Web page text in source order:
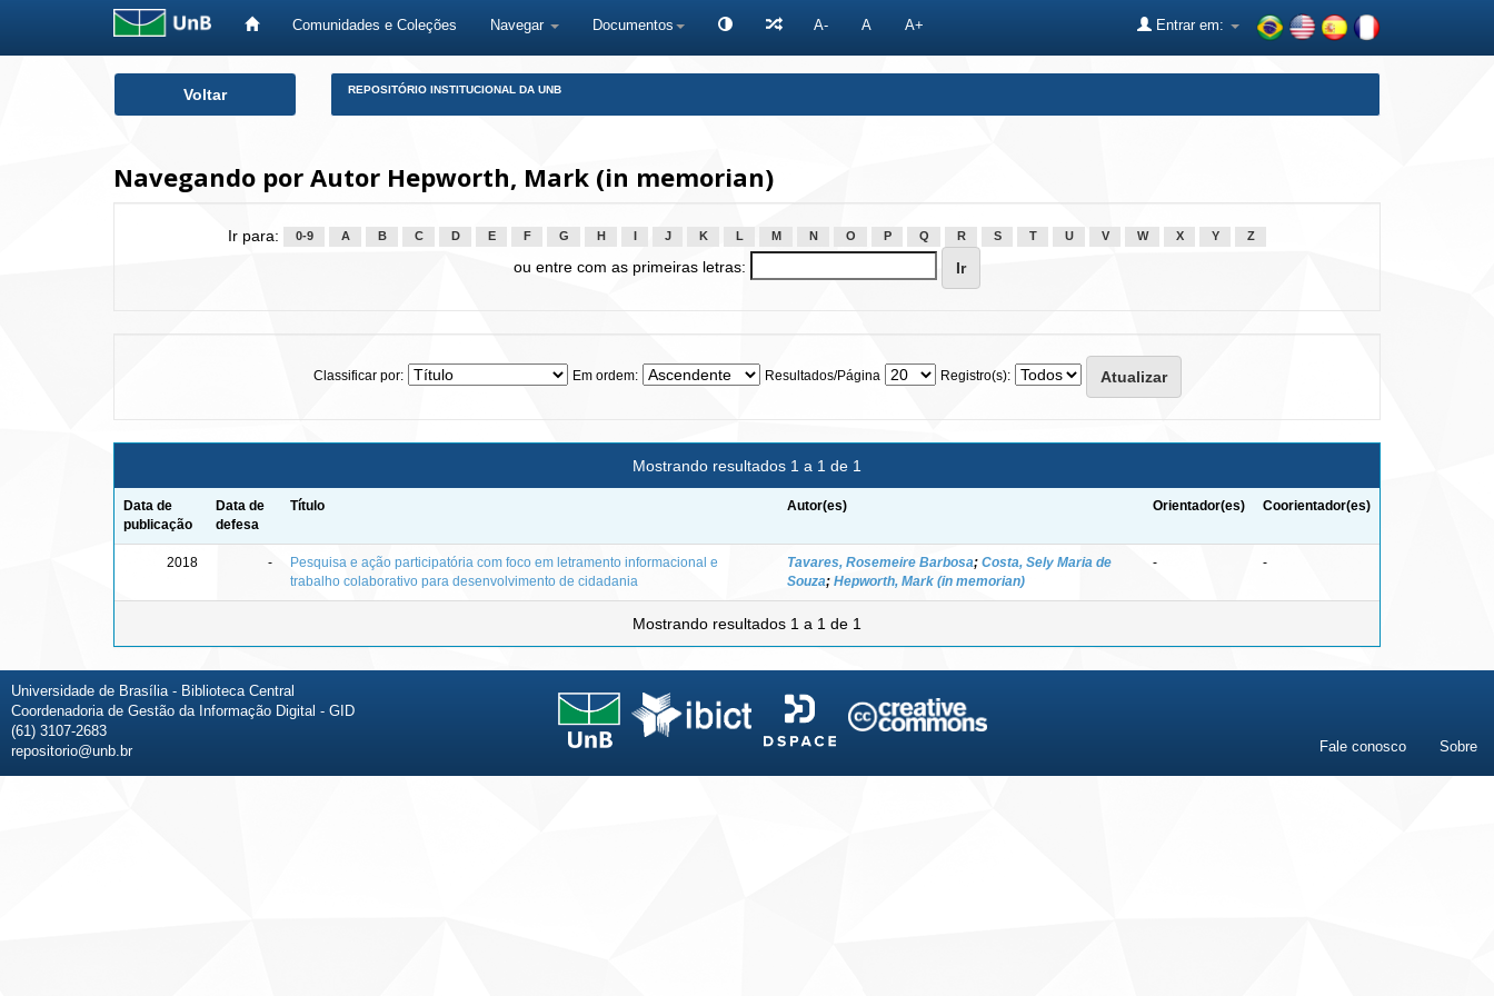
Comunidades e Coleções Navegar Documentos A- A A+ Entrar em:
Voltar REPOSITÓRIO INSTITUCIONAL DA UNB
Navegando por Autor Hepworth, Mark (in memorian)
Ir para: 0-9 A B C D E F G H J K L M N O P Q R S T U V W X Y Z
ou entre com as primeiras letras:
Classificar por: Em ordem: Resultados/Página Registro(s):
Mostrando resultados 1 a 1 de 1
Data de
publicação
Data de
defesa
Título Autor(es) Orientador(es) Coorientador(es)
2018 -
Pesquisa e ação participatória com foco em letramento informacional e
trabalho colaborativo para desenvolvimento de cidadania
Tavares, Rosemeire Barbosa; Costa, Sely Maria de
Souza; Hepworth, Mark (in memorian)
- -
Mostrando resultados 1 a 1 de 1
Universidade de Brasília - Biblioteca Central
Coordenadoria de Gestão da Informação Digital - GID
(61) 3107-2683
repositorio@unb.br
Fale conosco Sobre